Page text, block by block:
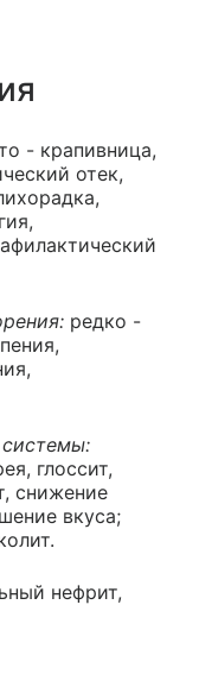
- крапивница,
отек,
редко -
глоссит,
снижение
вкуса;
нефрит,